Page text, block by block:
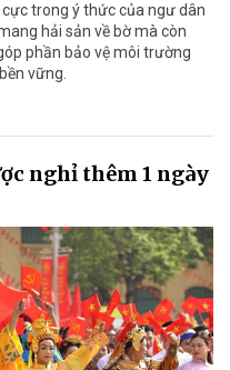
trong ý thức của ngư dân
hải sản về bờ mà còn
phần bảo vệ môi trường
vững.
nghỉ thêm 1 ngày